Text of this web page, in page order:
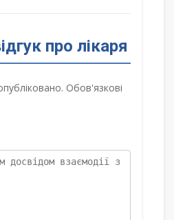
про лікаря
Обов'язкові